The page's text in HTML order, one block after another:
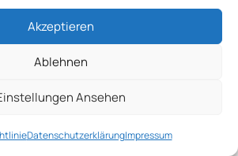
Akzeptieren
Ablehnen
Ansehen
DatenschutzerklärungImpressum
Anfrage